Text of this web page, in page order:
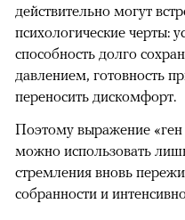
действительно могут
психологические черты:
способность долго
давлением, готовность
переносить дискомфорт.
Поэтому выражение
можно использовать
стремления вновь
собранности и